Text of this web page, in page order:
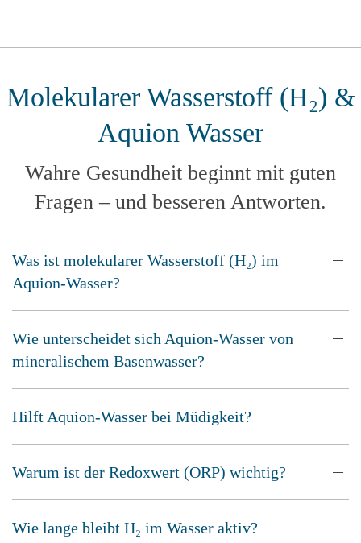
Molekularer Wasserstoff (H₂) &
Aquion Wasser
Wahre Gesundheit beginnt mit guten
Fragen – und besseren Antworten.
Was ist molekularer Wasserstoff (H₂) im
Aquion-Wasser?
Wie unterscheidet sich Aquion-Wasser von
mineralischem Basenwasser?
Hilft Aquion-Wasser bei Müdigkeit?
Warum ist der Redoxwert (ORP) wichtig?
Wie lange bleibt H₂ im Wasser aktiv?